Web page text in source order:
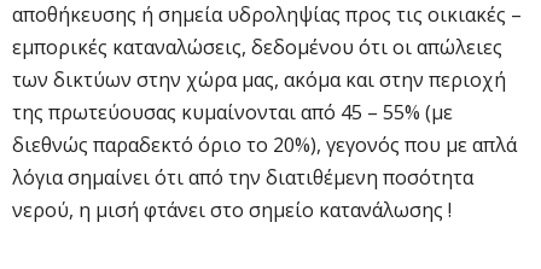
αποθήκευσης ή σημεία υδροληψίας προς τις οικιακές –
εμπορικές καταναλώσεις, δεδομένου ότι οι απώλειες
των δικτύων στην χώρα μας, ακόμα και στην περιοχή
της πρωτεύουσας κυμαίνονται από 45 – 55% (με
διεθνώς παραδεκτό όριο το 20%), γεγονός που με απλά
λόγια σημαίνει ότι από την διατιθέμενη ποσότητα
νερού, η μισή φτάνει στο σημείο κατανάλωσης !